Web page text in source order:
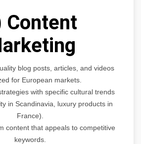
Content
blog posts, articles, and videos
for European markets.
with specific cultural trends
in Scandinavia, luxury products in
France).
content that appeals to competitive
keywords.